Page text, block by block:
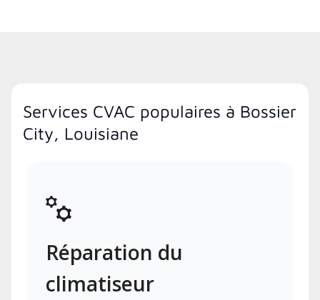
Services CVAC populaires à Bossier
City, Louisiane
Réparation du
climatiseur